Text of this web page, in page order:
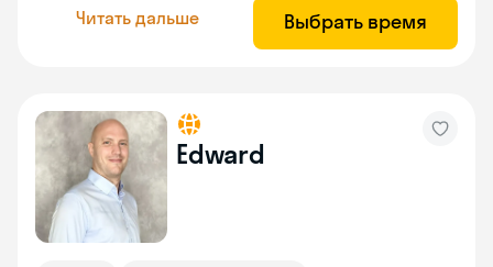
Читать дальше Выбрать время
Edward